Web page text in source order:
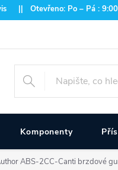
|| Otevřeno: Po – Pá :
Komponenty
ABS-2CC-Canti brzdové